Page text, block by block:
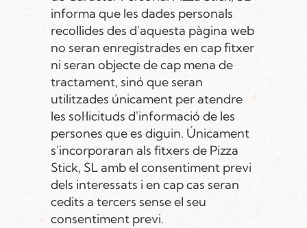
informa que les dades personals
recollides des d'aquesta pàgina web
no seran enregistrades en cap fitxer
ni seran objecte de cap mena de
tractament, sinó que seran
utilitzades únicament per atendre
les sol·licituds d'informació de les
persones que es diguin. Únicament
s'incorporaran als fitxers de Pizza
Stick, SL amb el consentiment previ
dels interessats i en cap cas seran
cedits a tercers sense el seu
consentiment previ.